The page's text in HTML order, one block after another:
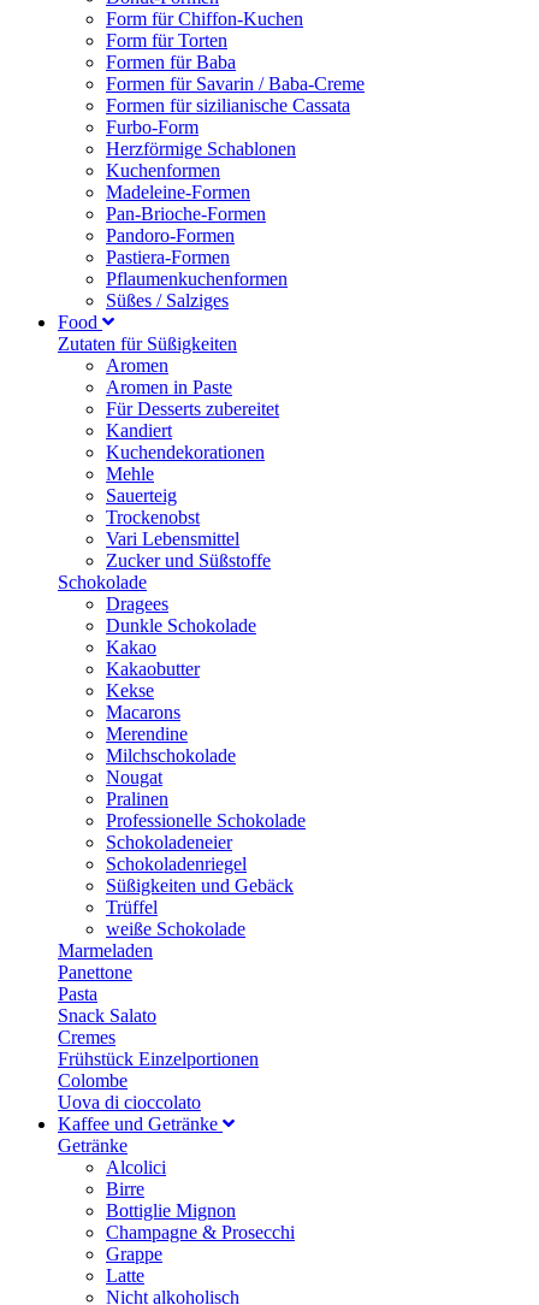
Form für Chiffon-Kuchen
Form für Torten
Formen für Baba
Formen für Savarin / Baba-Creme
Formen für sizilianische Cassata
Furbo-Form
Herzförmige Schablonen
Kuchenformen
Madeleine-Formen
Pan-Brioche-Formen
Pandoro-Formen
Pastiera-Formen
Pflaumenkuchenformen
Süßes / Salziges
Food
Zutaten für Süßigkeiten
Aromen
Aromen in Paste
Für Desserts zubereitet
Kandiert
Kuchendekorationen
Mehle
Sauerteig
Trockenobst
Vari Lebensmittel
Zucker und Süßstoffe
Schokolade
Dragees
Dunkle Schokolade
Kakao
Kakaobutter
Kekse
Macarons
Merendine
Milchschokolade
Nougat
Pralinen
Professionelle Schokolade
Schokoladeneier
Schokoladenriegel
Süßigkeiten und Gebäck
Trüffel
weiße Schokolade
Marmeladen
Panettone
Pasta
Snack Salato
Cremes
Frühstück Einzelportionen
Colombe
Uova di cioccolato
Kaffee und Getränke
Getränke
Alcolici
Birre
Bottiglie Mignon
Champagne & Prosecchi
Grappe
Latte
Nicht alkoholisch